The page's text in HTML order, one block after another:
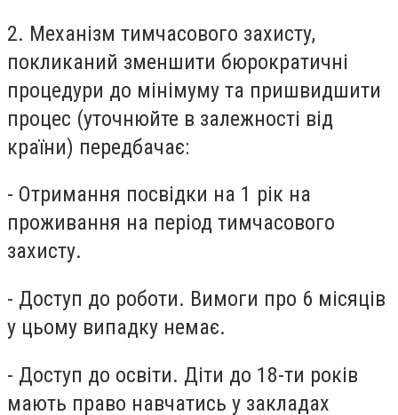
2. Механізм тимчасового захисту,
покликаний зменшити бюрократичні
процедури до мінімуму та пришвидшити
процес (уточнюйте в залежності від
країни) передбачає:
- Отримання посвідки на 1 рік на
проживання на період тимчасового
захисту.
- Доступ до роботи. Вимоги про 6 місяців
у цьому випадку немає.
- Доступ до освіти. Діти до 18-ти років
мають право навчатись у закладах